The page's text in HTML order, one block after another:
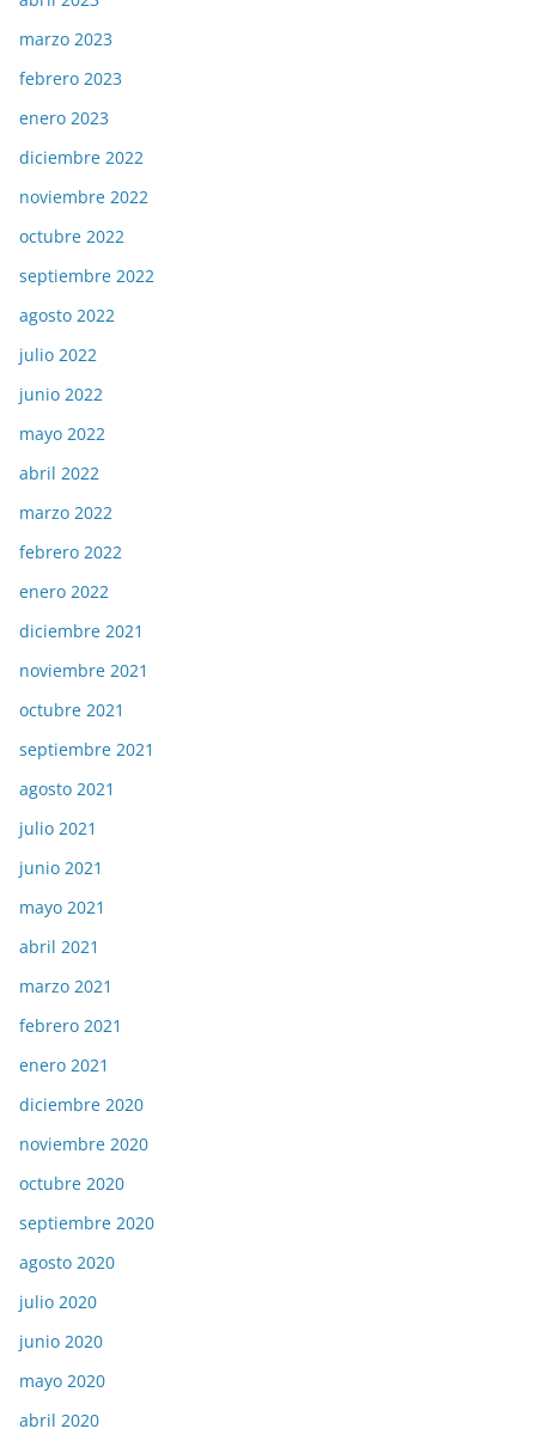
marzo 2023
febrero 2023
enero 2023
diciembre 2022
noviembre 2022
octubre 2022
septiembre 2022
agosto 2022
julio 2022
junio 2022
mayo 2022
abril 2022
marzo 2022
febrero 2022
enero 2022
diciembre 2021
noviembre 2021
octubre 2021
septiembre 2021
agosto 2021
julio 2021
junio 2021
mayo 2021
abril 2021
marzo 2021
febrero 2021
enero 2021
diciembre 2020
noviembre 2020
octubre 2020
septiembre 2020
agosto 2020
julio 2020
junio 2020
mayo 2020
abril 2020